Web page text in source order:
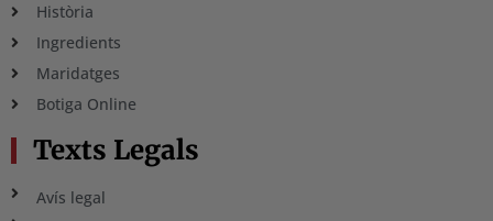
Història
Ingredients
Maridatges
Botiga Online
Texts Legals
Avís legal